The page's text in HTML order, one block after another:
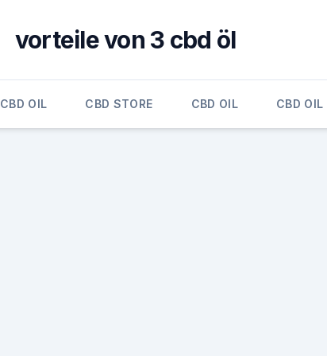
vorteile von 3 cbd öl
CBD OIL CBD STORE CBD OIL CBD OIL